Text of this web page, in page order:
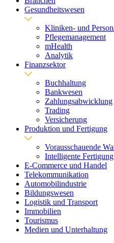
Gesundheitswesen
Kliniken- und
Pflegemanagement
mHealth
Analytik
Finanzsektor
Buchhaltung
Bankwesen
Zahlungsabwicklung
Trading
Versicherung
Produktion und Fertigung
Vorausschauende
Intelligente Fertigung
E-Commerce und Handel
Telekommunikation
Automobilindustrie
Bildungswesen
Logistik und Transport
Immobilien
Tourismus
Medien und Unterhaltung